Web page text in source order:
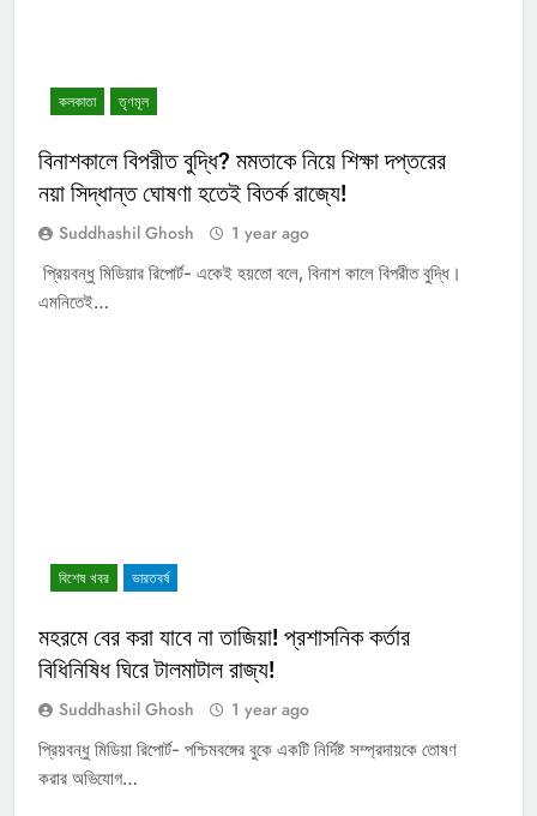
কলকাতা তৃণমূল
বিনাশকালে বিপরীত বুদ্ধি? মমতাকে নিয়ে শিক্ষা দপ্তরের
নয়া সিদ্ধান্ত ঘোষণা হতেই বিতর্ক রাজ্যে!
Suddhashil Ghosh 1 year ago
প্রিয়বন্ধু মিডিয়ার রিপোর্ট- একেই হয়তো বলে, বিনাশ কালে বিপরীত বুদ্ধি।
এমনিতেই…
বিশেষ খবর ভারতবর্ষ
মহরমে বের করা যাবে না তাজিয়া! প্রশাসনিক কর্তার
বিধিনিষিধ ঘিরে টালমাটাল রাজ্য!
Suddhashil Ghosh 1 year ago
প্রিয়বন্ধু মিডিয়া রিপোর্ট- পশ্চিমবঙ্গের বুকে একটি নির্দিষ্ট সম্প্রদায়কে তোষণ
করার অভিযোগ…